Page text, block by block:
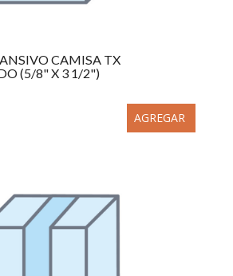
CAMISA TX
(5/8" X 3 1/2")
AGREGAR